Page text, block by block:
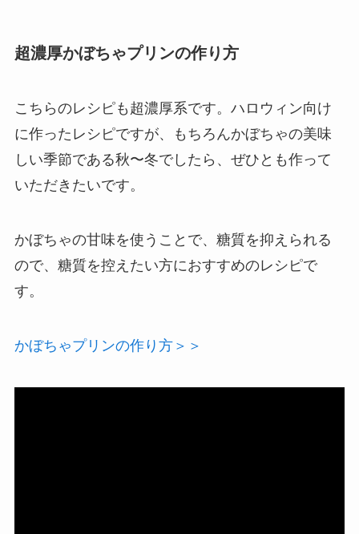
超濃厚かぼちゃプリンの作り方
こちらのレシピも超濃厚系です。ハロウィン向け
に作ったレシピですが、もちろんかぼちゃの美味
しい季節である秋〜冬でしたら、ぜひとも作って
いただきたいです。
かぼちゃの甘味を使うことで、糖質を抑えられる
ので、糖質を控えたい方におすすめのレシピで
す。
かぼちゃプリンの作り方＞＞